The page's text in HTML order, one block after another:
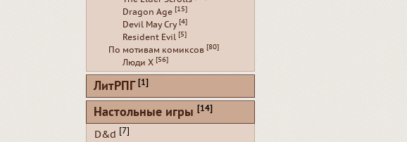
Dragon Age [15]
Devil May Cry [4]
Resident Evil [5]
По мотивам комиксов [80]
Люди Х [56]
ЛитРПГ [1]
Настольные игры [14]
D&d [7]